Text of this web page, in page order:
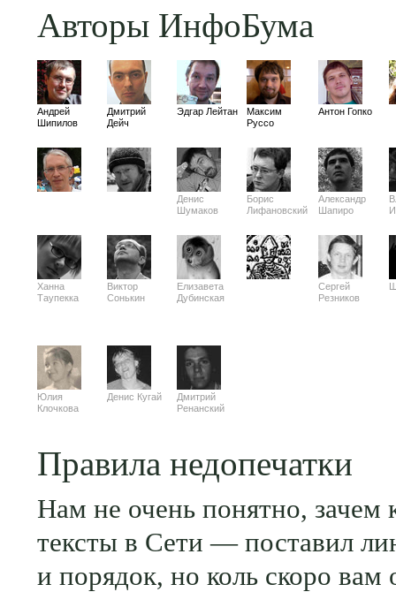
Авторы ИнфоБума
Андрей
Шипилов
Дмитрий
Дейч
Эдгар Лейтан
Максим
Руссо
Антон Гопко
Денис
Шумаков
Борис
Лифановский
Александр
Шапиро
Ханна
Таупекка
Виктор
Сонькин
Елизавета
Дубинская
Сергей
Резников
Юлия
Клочкова
Денис Кугай
Дмитрий
Ренанский
Правила недопечатки
Нам не очень понятно, зачем
тексты в Сети — поставил
и порядок, но коль скоро вам